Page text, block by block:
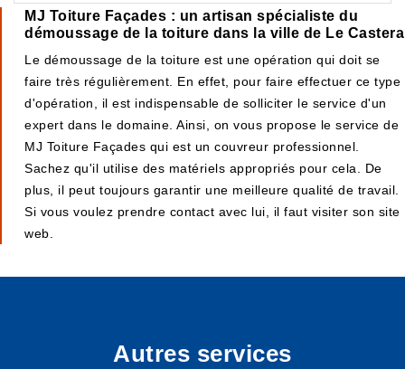
MJ Toiture Façades : un artisan spécialiste du
démoussage de la toiture dans la ville de Le Castera
Le démoussage de la toiture est une opération qui doit se
faire très régulièrement. En effet, pour faire effectuer ce type
d'opération, il est indispensable de solliciter le service d'un
expert dans le domaine. Ainsi, on vous propose le service de
MJ Toiture Façades qui est un couvreur professionnel.
Sachez qu'il utilise des matériels appropriés pour cela. De
plus, il peut toujours garantir une meilleure qualité de travail.
Si vous voulez prendre contact avec lui, il faut visiter son site
web.
Autres services